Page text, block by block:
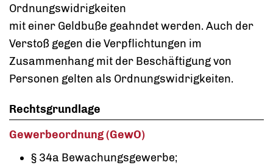
Ordnungswidrigkeiten
mit einer Geldbuße geahndet werden. Auch der
Verstoß gegen die Verpflichtungen im
Zusammenhang mit der Beschäftigung von
Personen gelten als Ordnungswidrigkeiten.
Rechtsgrundlage
Gewerbeordnung (GewO)
§ 34a Bewachungsgewerbe;